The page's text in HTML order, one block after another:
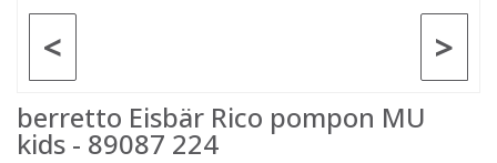
>
<
berretto Eisbär Rico pompon MU
kids - 89087 224